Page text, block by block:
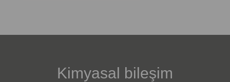
Kimyasal bileşim